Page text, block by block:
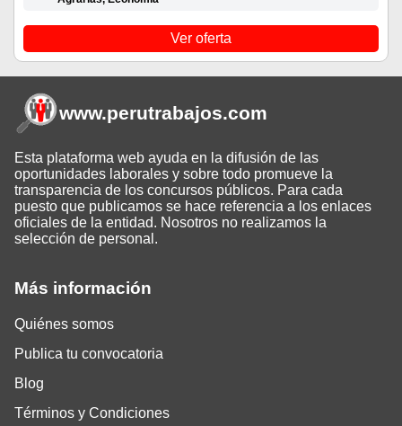
Ver oferta
Más información
Quiénes somos
Publica tu convocatoria
Blog
Términos y Condiciones
www.perutrabajos.com
Esta plataforma web ayuda en la difusión de las
oportunidades laborales y sobre todo promueve la
transparencia de los concursos públicos. Para cada
puesto que publicamos se hace referencia a los enlaces
oficiales de la entidad. Nosotros no realizamos la
selección de personal.